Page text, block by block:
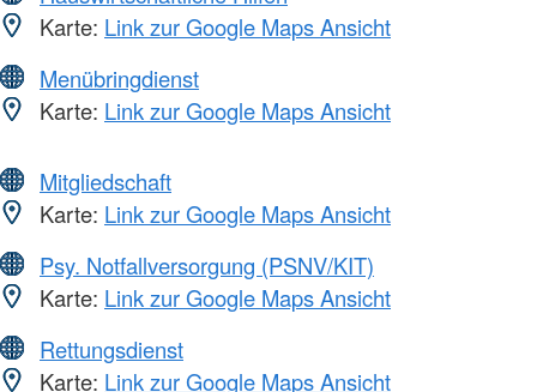
Karte: Link zur Google Maps Ansicht
Menübringdienst
Karte: Link zur Google Maps Ansicht
Mitgliedschaft
Karte: Link zur Google Maps Ansicht
Psy. Notfallversorgung (PSNV/KIT)
Karte: Link zur Google Maps Ansicht
Rettungsdienst
Karte: Link zur Google Maps Ansicht